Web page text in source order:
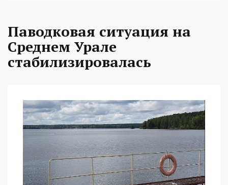
Паводковая ситуация на
Среднем Урале
стабилизировалась